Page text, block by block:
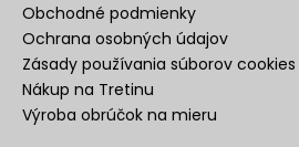
Obchodné podmienky
Ochrana osobných údajov
Zásady používania súborov cookies
Nákup na Tretinu
Výroba obrúčok na mieru